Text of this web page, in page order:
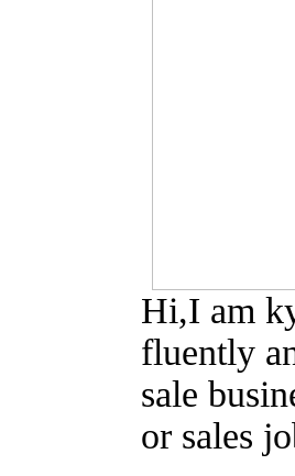
Hi,I am
fluently
sale
or sales